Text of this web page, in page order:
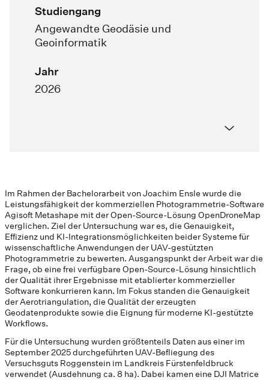
Studiengang
Angewandte Geodäsie und
Geoinformatik
Jahr
2026
Im Rahmen der Bachelorarbeit von Joachim Ensle wurde die
Leistungsfähigkeit der kommerziellen Photogrammetrie-Software
Agisoft Metashape mit der Open-Source-Lösung OpenDroneMap
verglichen. Ziel der Untersuchung war es, die Genauigkeit,
Effizienz und KI-Integrationsmöglichkeiten beider Systeme für
wissenschaftliche Anwendungen der UAV-gestützten
Photogrammetrie zu bewerten. Ausgangspunkt der Arbeit war die
Frage, ob eine frei verfügbare Open-Source-Lösung hinsichtlich
der Qualität ihrer Ergebnisse mit etablierter kommerzieller
Software konkurrieren kann. Im Fokus standen die Genauigkeit
der Aerotriangulation, die Qualität der erzeugten
Geodatenprodukte sowie die Eignung für moderne KI-gestützte
Workflows.
Für die Untersuchung wurden größtenteils Daten aus einer im
September 2025 durchgeführten UAV-Befliegung des
Versuchsguts Roggenstein im Landkreis Fürstenfeldbruck
verwendet (Ausdehnung ca. 8 ha). Dabei kamen eine DJI Matrice